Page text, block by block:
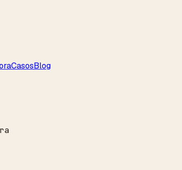
CasosBlog